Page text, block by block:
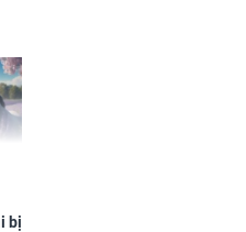
bị